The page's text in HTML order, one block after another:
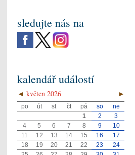
sledujte nás na
kalendář událostí
◄ ►
květen 2026
po út st čt pá so
ne
1
2
3
4
5 6 7 8 9
10
11
12 13 14 15 16
17
18
19 20 21 22 23
24